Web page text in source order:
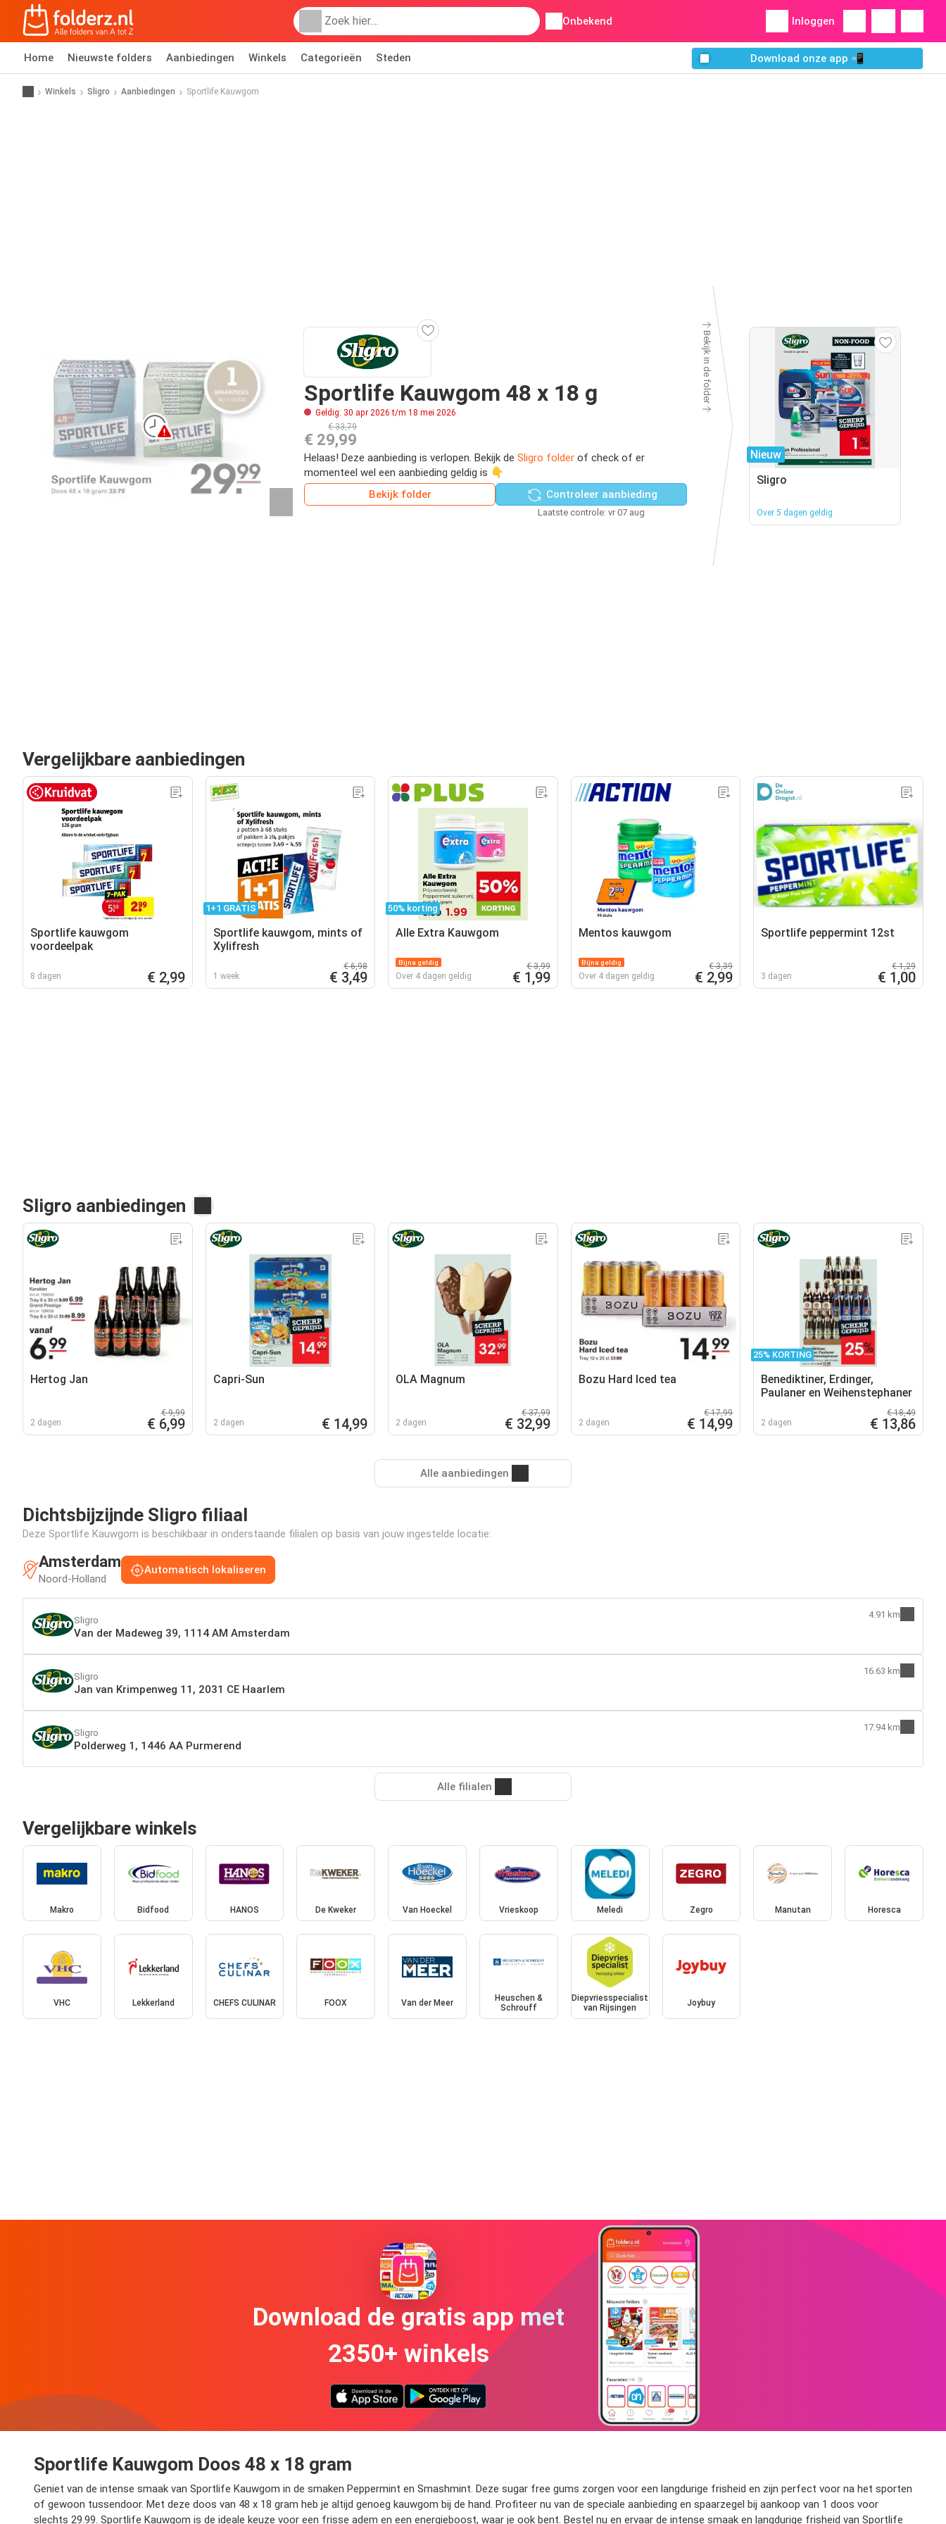
Onbekend Inloggen
Home Nieuwste folders Aanbiedingen Winkels Categorieën Steden Download onze app 📲
Winkels Sligro Aanbiedingen Sportlife Kauwgom
Sportlife Kauwgom 48 x 18 g
Geldig: 30 apr 2026 t/m 18 mei 2026
€ 33,79
€ 29,99
Helaas! Deze aanbieding is verlopen. Bekijk de Sligro folder of check of er
momenteel wel een aanbieding geldig is 👇
Bekijk folder
Controleer aanbieding
Laatste controle: vr 07 aug
Bekijk in de folder
Nieuw
Sligro
Over 5 dagen geldig
Vergelijkbare aanbiedingen
Sportlife kauwgom
voordeelpak
8 dagen € 2,99
1+1 GRATIS
Sportlife kauwgom, mints of
Xylifresh
1 week
€ 6,98
€ 3,49
50% korting
Alle Extra Kauwgom
Bijna geldig
Over 4 dagen geldig
€ 3,99
€ 1,99
Mentos kauwgom
Bijna geldig
Over 4 dagen geldig
€ 3,39
€ 2,99
Sportlife peppermint 12st
3 dagen
€ 1,29
€ 1,00
Sligro aanbiedingen
Hertog Jan
2 dagen
€ 9,99
€ 6,99
Capri-Sun
2 dagen € 14,99
OLA Magnum
2 dagen
€ 37,99
€ 32,99
Bozu Hard Iced tea
2 dagen
€ 17,99
€ 14,99
25% KORTING
Benediktiner, Erdinger,
Paulaner en Weihenstephaner
2 dagen
€ 18,49
€ 13,86
Alle aanbiedingen
Dichtsbijzijnde Sligro filiaal
Deze Sportlife Kauwgom is beschikbaar in onderstaande filialen op basis van jouw ingestelde locatie:
Amsterdam
Noord-Holland
Automatisch lokaliseren
Sligro
Van der Madeweg 39, 1114 AM Amsterdam
4.91 km
Sligro
Jan van Krimpenweg 11, 2031 CE Haarlem
16.63 km
Sligro
Polderweg 1, 1446 AA Purmerend
17.94 km
Alle filialen
Vergelijkbare winkels
Makro Bidfood HANOS De Kweker Van Hoeckel Vrieskoop Meledi Zegro Manutan Horesca
VHC Lekkerland CHEFS CULINAR FOOX Van der Meer
Heuschen &
Schrouff
Diepvriesspecialist
van Rijsingen
Joybuy
Download de gratis app met
2350+ winkels
Sportlife Kauwgom Doos 48 x 18 gram
Geniet van de intense smaak van Sportlife Kauwgom in de smaken Peppermint en Smashmint. Deze sugar free gums zorgen voor een langdurige frisheid en zijn perfect voor na het sporten
of gewoon tussendoor. Met deze doos van 48 x 18 gram heb je altijd genoeg kauwgom bij de hand. Profiteer nu van de speciale aanbieding en spaarzegel bij aankoop van 1 doos voor
slechts 29.99. Sportlife Kauwgom is de ideale keuze voor een frisse adem en een energieboost, waar je ook bent. Bestel nu en ervaar de intense smaak en langdurige frisheid van Sportlife